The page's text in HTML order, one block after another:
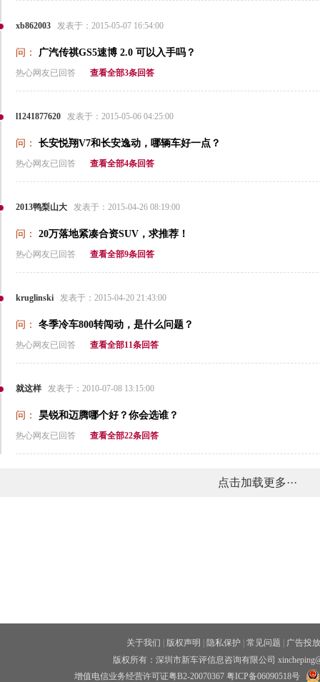
xb862003 发表于：2015-05-07 16:54:00
问： 广汽传祺GS5速博 2.0 可以入手吗？
热心网友已回答 查看全部3条回答
l1241877620 发表于：2015-05-06 04:25:00
问： 长安悦翔V7和长安逸动，哪辆车好一点？
热心网友已回答 查看全部4条回答
2013鸭梨山大 发表于：2015-04-26 08:19:00
问： 20万落地紧凑合资SUV，求推荐！
热心网友已回答 查看全部9条回答
kruglinski 发表于：2015-04-20 21:43:00
问： 冬季冷车800转闯动，是什么问题？
热心网友已回答 查看全部11条回答
就这样 发表于：2010-07-08 13:15:00
问： 昊锐和迈腾哪个好？你会选谁？
热心网友已回答 查看全部22条回答
点击加载更多···
关于我们 版权声明 隐私保护 常见问题
广告投放
版权所有：深圳市新车评信息咨询有限公司
增值电信业务经营许可证粤B2-20070367 粤ICP备06090518号